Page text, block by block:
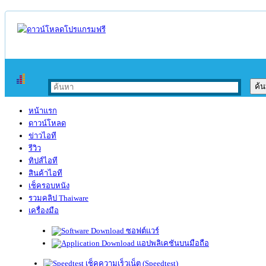
หน้าแรก
ดาวน์โหลด
ข่าวไอที
รีวิว
ทิปส์ไอที
สินค้าไอที
เช็ครอบหนัง
รวมคลิป Thaiware
เครื่องมือ
ซอฟต์แวร์
แอปพลิเคชันบนมือถือ
เช็คความเร็วเน็ต (Speedtest)